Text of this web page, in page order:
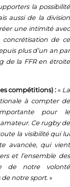
la possibilité
aussi de la division
une intimité avec
de ce
plus d’un an par
de la FFR en étroite
compétitions) :« La
à compter de
pour le
Ce rugby de
la visibilité qui lui
avancée, qui vient
et l’ensemble des
de notre volonté
de notre sport. »